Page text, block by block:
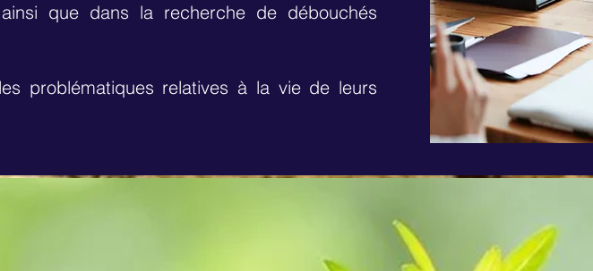
que dans la recherche de débouchés
problématiques relatives à la vie de leurs